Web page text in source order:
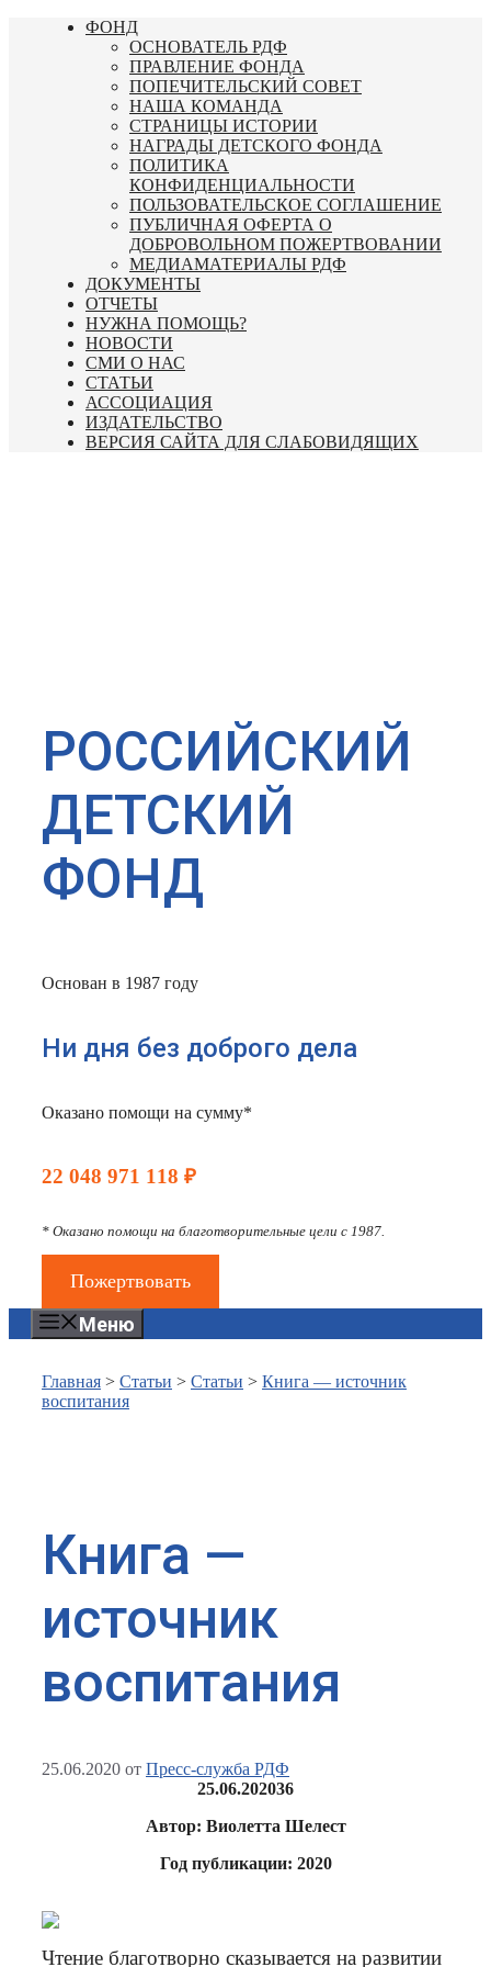
Перейти
ФОНД
ОСНОВАТЕЛЬ РДФ
ПРАВЛЕНИЕ ФОНДА
ПОПЕЧИТЕЛЬСКИЙ СОВЕТ
НАША КОМАНДА
СТРАНИЦЫ ИСТОРИИ
НАГРАДЫ ДЕТСКОГО ФОНДА
ПОЛИТИКА
КОНФИДЕНЦИАЛЬНОСТИ
ПОЛЬЗОВАТЕЛЬСКОЕ СОГЛАШЕНИЕ
ПУБЛИЧНАЯ ОФЕРТА О
ДОБРОВОЛЬНОМ ПОЖЕРТВОВАНИИ
МЕДИАМАТЕРИАЛЫ РДФ
ДОКУМЕНТЫ
ОТЧЕТЫ
НУЖНА ПОМОЩЬ?
НОВОСТИ
СМИ О НАС
СТАТЬИ
АССОЦИАЦИЯ
ИЗДАТЕЛЬСТВО
ВЕРСИЯ САЙТА ДЛЯ СЛАБОВИДЯЩИХ
РОССИЙСКИЙ
ДЕТСКИЙ
ФОНД
Основан в 1987 году
Ни дня без доброго дела
Оказано помощи на сумму*
22 048 971 118 ₽
* Оказано помощи на благотворительные цели с 1987.
Пожертвовать
Меню
Главная > Статьи > Статьи > Книга — источник
воспитания
Книга —
источник
воспитания
25.06.2020 от Пресс-служба РДФ
25.06.202036
Автор: Виолетта Шелест
Год публикации: 2020
Чтение благотворно сказывается на развитии